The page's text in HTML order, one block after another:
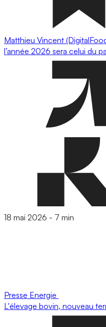
Matthieu Vincent
l’année 2026 sera celui du
18 mai 2026 - 7 min
Presse Energie
L'élevage bovin, nouveau